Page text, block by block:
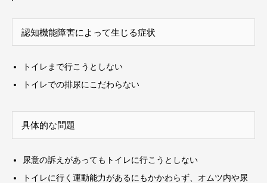
認知機能障害によって生じる症状
トイレまで行こうとしない
トイレでの排尿にこだわらない
具体的な問題
尿意の訴えがあってもトイレに行こうとしない
トイレに行く運動能力があるにもかかわらず、オムツ内や尿